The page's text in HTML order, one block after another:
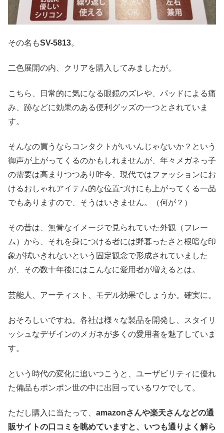
その名もSV-5813。
二色展開の内、クリアを購入してみましたが。
こちら、日常的に気になる眼鏡のズレや、パッドによる痛
み、跡などに効果のある便利グッズの一つとされていま
す。
そんなの買うならコンタクトがいいんじゃないか？という
御声が上がってくるのかもしれませんが、年々メガネっ子
の需要は高まりつつあり昨今、現代ではファッションにお
けるおしゃれアイテム的な位置づけにも上がってくる一品
でもありますので、そうはいきません。（何が？）
その昔は、無骨なイメージで見られていた外観（フレー
ム）から、それを身につける者には野暮ったさと根暗な印
象が拭いきれないという固定観念で形成されていました
が、その数十年後にはこんなに愛用者が増えるとは。
芸能人、アーティスト、モデル効果でしょうか。確実に。
おそろしいですね。各社は様々な製品を開発し、スタイリ
ッシュなデザインのメガネが多くの愛用者を魅了していま
す。
という時代の変化に追いつこうと、ユーザビリティに優れ
た備品もポンポン世の中に出回っているワケでして。
ただし購入に当たって、 amazonさんや楽天さんなどの通
販サイトの口コミを眺めていますと、いつも通りよく解ら